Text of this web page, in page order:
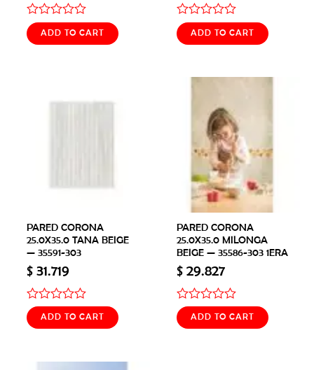
Rated
0
out
ADD TO CART
Rated
0
out
ADD TO CART
PARED CORONA
25.0X35.0 TANA BEIGE
— 35591-303
$31.719
Rated
0
out
ADD TO CART
PARED CORONA
25.0X35.0 MILONGA
BEIGE — 35586-303 1ERA
$29.827
Rated
0
out
ADD TO CART